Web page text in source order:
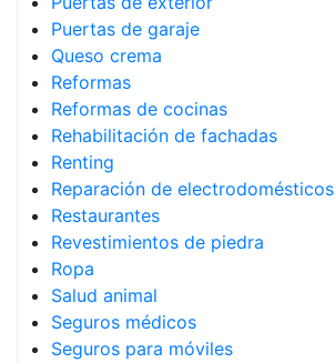
Puertas de garaje
Queso crema
Reformas
Reformas de cocinas
Rehabilitación de fachadas
Renting
Reparación de electrodomésticos
Restaurantes
Revestimientos de piedra
Ropa
Salud animal
Seguros médicos
Seguros para móviles